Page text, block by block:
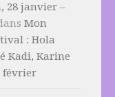
28 janvier –
Mon
: Hola
Kadi, Karine
février